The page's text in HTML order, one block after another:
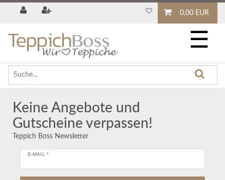
0,00 EUR
☰
Keine Angebote und
Gutscheine verpassen!
Teppich Boss Newsletter
E-MAIL *